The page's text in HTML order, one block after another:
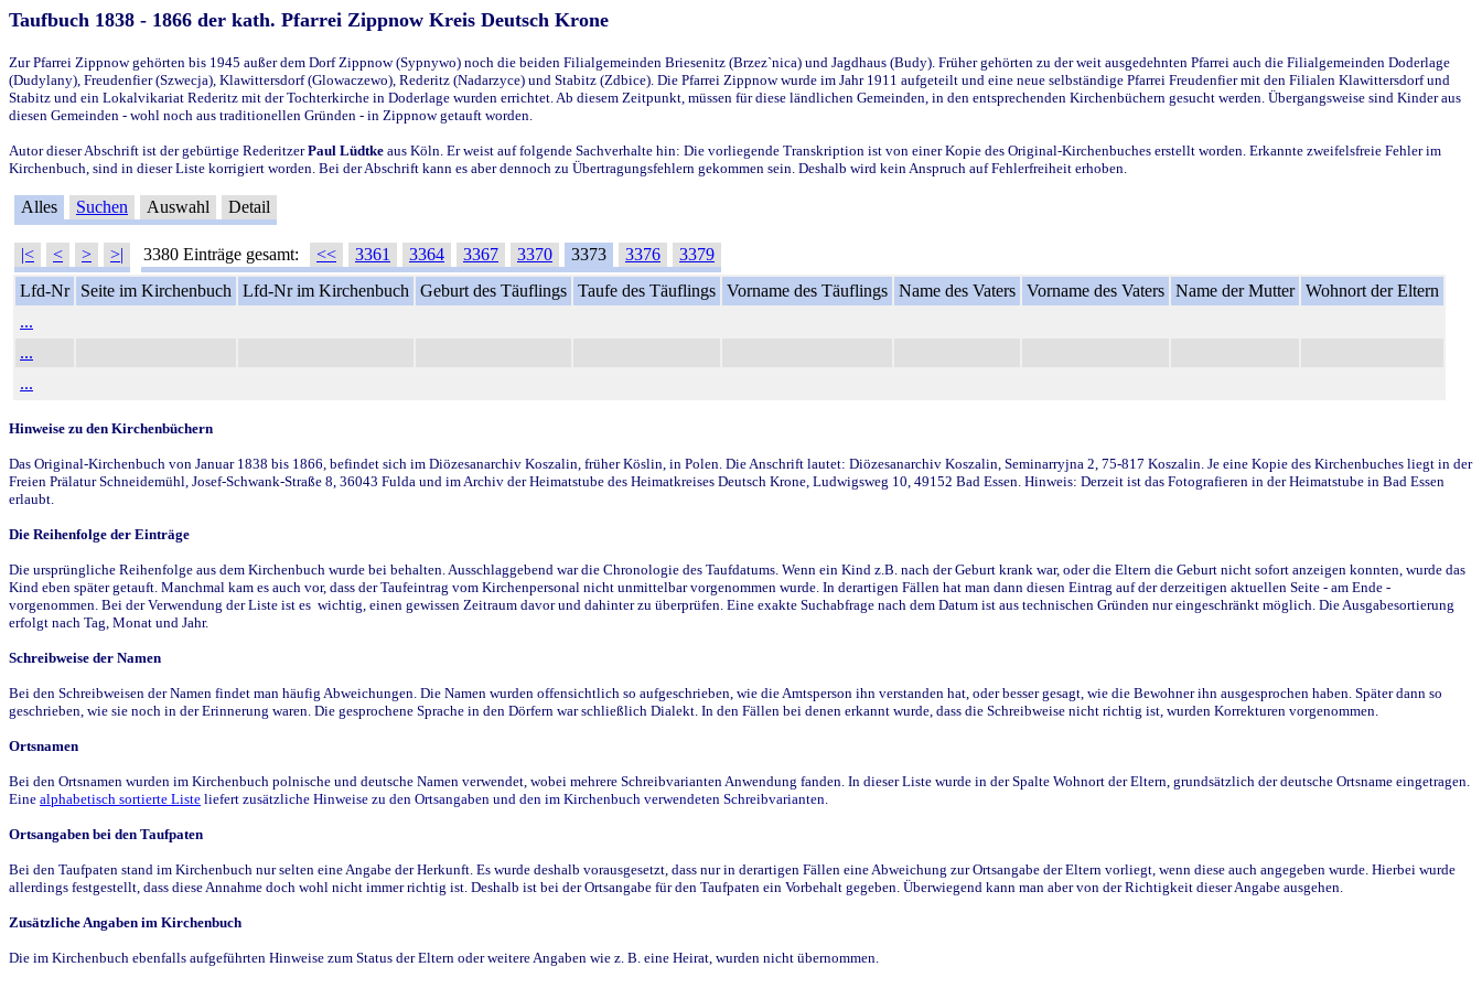
Taufbuch 1838 - 1866 der kath. Pfarrei Zippnow Kreis Deutsch Krone
Zur Pfarrei Zippnow gehörten bis 1945 außer dem Dorf Zippnow (Sypnywo) noch die beiden Filialgemeinden Briesenitz (Brzez`nica) und Jagdhaus (Budy). Früher gehörten zu der weit ausgedehnten Pfarrei auch die Filialgemeinden Doderlage
(Dudylany), Freudenfier (Szwecja), Klawittersdorf (Glowaczewo), Rederitz (Nadarzyce) und Stabitz (Zdbice). Die Pfarrei Zippnow wurde im Jahr 1911 aufgeteilt und eine neue selbständige Pfarrei Freudenfier mit den Filialen Klawittersdorf und
Stabitz und ein Lokalvikariat Rederitz mit der Tochterkirche in Doderlage wurden errichtet. Ab diesem Zeitpunkt, müssen für diese ländlichen Gemeinden, in den entsprechenden Kirchenbüchern gesucht werden. Übergangsweise sind Kinder aus
diesen Gemeinden - wohl noch aus traditionellen Gründen - in Zippnow getauft worden.
Autor dieser Abschrift ist der gebürtige RederitzerPaul Lüdtke aus Köln. Er weist auf folgende Sachverhalte hin: Die vorliegende Transkription ist von einer Kopie des Original-Kirchenbuches erstellt worden. Erkannte zweifelsfreie Fehler im
Kirchenbuch, sind in dieser Liste korrigiert worden. Bei der Abschrift kann es aber dennoch zu Übertragungsfehlern gekommen sein. Deshalb wird kein Anspruch auf Fehlerfreiheit erhoben.
Alles Suchen Auswahl Detail
|< < > >| 3380 Einträge gesamt: << 3361 3364 3367 3370 3373 3376
3379
Lfd-Nr
Seite im Kirchenbuch Lfd-Nr im Kirchenbuch Geburt des Täuflings Taufe des Täuflings Vorname des Täuflings Name des Vaters Vorname des Vaters Name der Mutter Wohnort der Eltern
...
...
...
Hinweise zu den Kirchenbüchern
Das Original-Kirchenbuch von Januar 1838 bis 1866, befindet sich im Diözesanarchiv Koszalin, früher Köslin, in Polen. Die Anschrift lautet: Diözesanarchiv Koszalin, Seminarryjna 2, 75-817 Koszalin. Je eine Kopie des Kirchenbuches liegt in der
Freien Prälatur Schneidemühl, Josef-Schwank-Straße 8, 36043 Fulda und im Archiv der Heimatstube des Heimatkreises Deutsch Krone, Ludwigsweg 10, 49152 Bad Essen. Hinweis: Derzeit ist das Fotografieren in der Heimatstube in Bad Essen
erlaubt.
Die Reihenfolge der Einträge
Die ursprüngliche Reihenfolge aus dem Kirchenbuch wurde bei behalten. Ausschlaggebend war die Chronologie des Taufdatums. Wenn ein Kind z.B. nach der Geburt krank war, oder die Eltern die Geburt nicht sofort anzeigen konnten, wurde das
Kind eben später getauft. Manchmal kam es auch vor, dass der Taufeintrag vom Kirchenpersonal nicht unmittelbar vorgenommen wurde. In derartigen Fällen hat man dann diesen Eintrag auf der derzeitigen aktuellen Seite - am Ende -
vorgenommen. Bei der Verwendung der Liste ist es wichtig, einen gewissen Zeitraum davor und dahinter zu überprüfen. Eine exakte Suchabfrage nach dem Datum ist aus technischen Gründen nur eingeschränkt möglich. Die Ausgabesortierung
erfolgt nach Tag, Monat und Jahr.
Schreibweise der Namen
Bei den Schreibweisen der Namen findet man häufig Abweichungen. Die Namen wurden offensichtlich so aufgeschrieben, wie die Amtsperson ihn verstanden hat, oder besser gesagt, wie die Bewohner ihn ausgesprochen haben. Später dann so
geschrieben, wie sie noch in der Erinnerung waren. Die gesprochene Sprache in den Dörfern war schließlich Dialekt. In den Fällen bei denen erkannt wurde, dass die Schreibweise nicht richtig ist, wurden Korrekturen vorgenommen.
Ortsnamen
Bei den Ortsnamen wurden im Kirchenbuch polnische und deutsche Namen verwendet, wobei mehrere Schreibvarianten Anwendung fanden. In dieser Liste wurde in der Spalte Wohnort der Eltern, grundsätzlich der deutsche Ortsname eingetragen.
Eine alphabetisch sortierte Liste liefert zusätzliche Hinweise zu den Ortsangaben und den im Kirchenbuch verwendeten Schreibvarianten.
Ortsangaben bei den Taufpaten
Bei den Taufpaten stand im Kirchenbuch nur selten eine Angabe der Herkunft. Es wurde deshalb vorausgesetzt, dass nur in derartigen Fällen eine Abweichung zur Ortsangabe der Eltern vorliegt, wenn diese auch angegeben wurde. Hierbei wurde
allerdings festgestellt, dass diese Annahme doch wohl nicht immer richtig ist. Deshalb ist bei der Ortsangabe für den Taufpaten ein Vorbehalt gegeben. Überwiegend kann man aber von der Richtigkeit dieser Angabe ausgehen.
Zusätzliche Angaben im Kirchenbuch
Die im Kirchenbuch ebenfalls aufgeführten Hinweise zum Status der Eltern oder weitere Angaben wie z. B. eine Heirat, wurden nicht übernommen.